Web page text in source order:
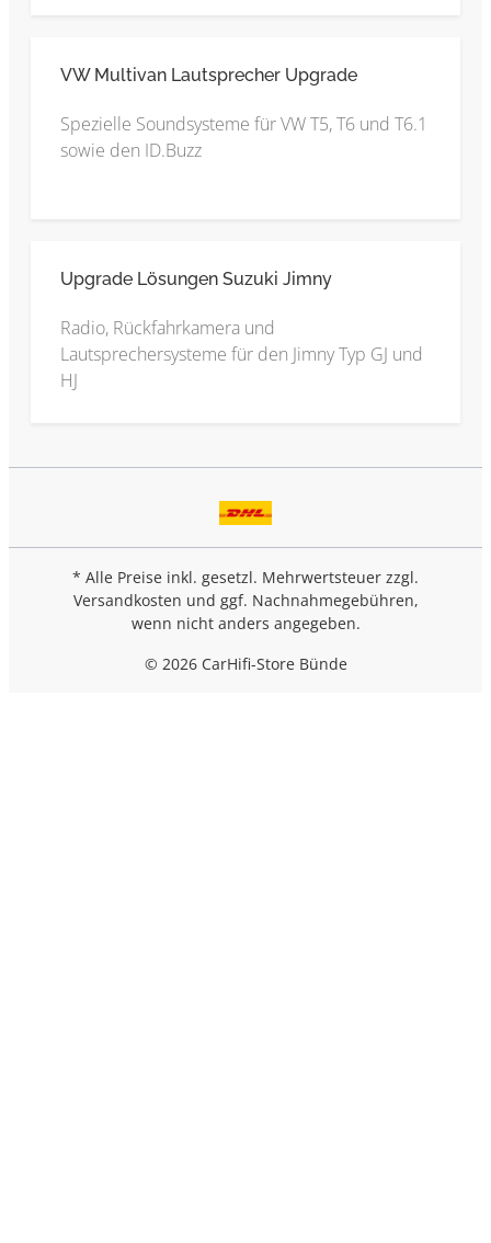
VW Multivan Lautsprecher Upgrade
Spezielle Soundsysteme für VW T5, T6 und T6.1
sowie den ID.Buzz
Upgrade Lösungen Suzuki Jimny
Radio, Rückfahrkamera und
Lautsprechersysteme für den Jimny Typ GJ und
HJ
* Alle Preise inkl. gesetzl. Mehrwertsteuer zzgl.
Versandkosten und ggf. Nachnahmegebühren,
wenn nicht anders angegeben.
© 2026 CarHifi-Store Bünde